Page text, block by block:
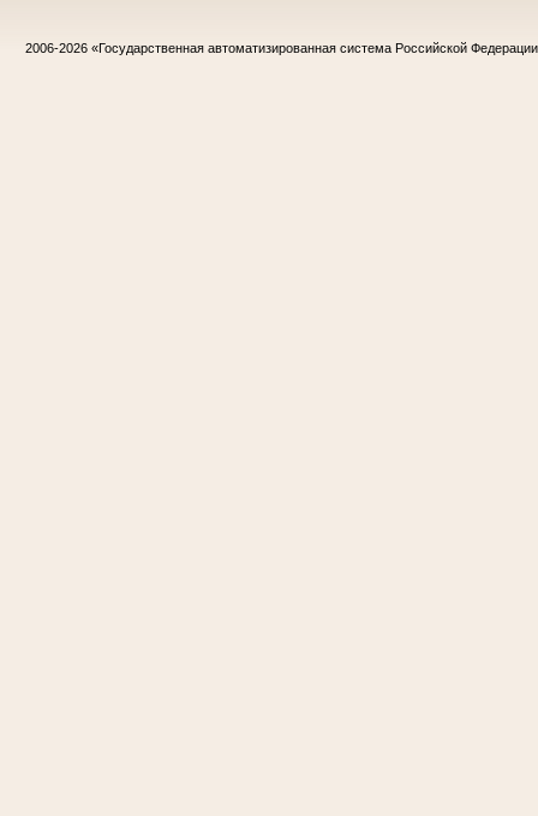
2006-2026 «Государственная автоматизированная система Российской